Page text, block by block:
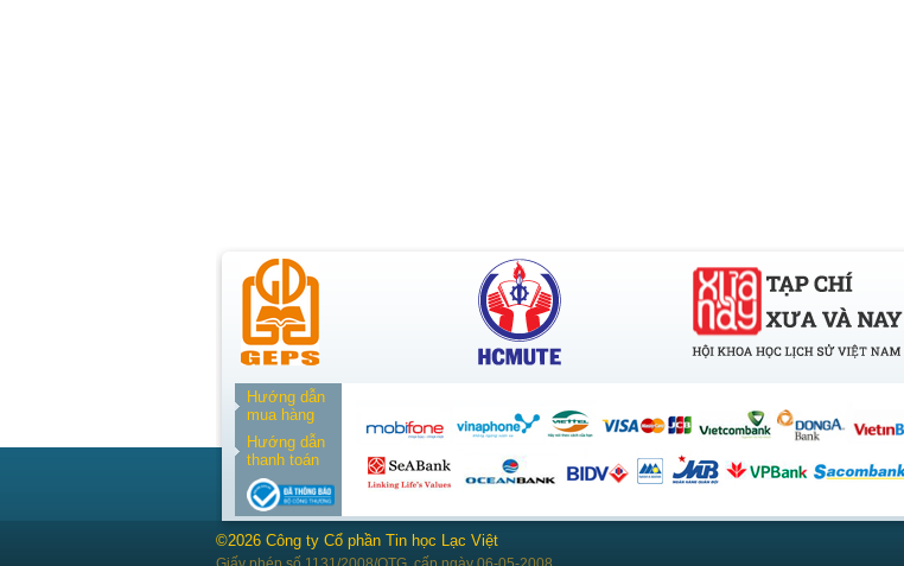
Hướng dẫn
mua hàng
Hướng dẫn
thanh toán
©2026 Công ty Cổ phần Tin học Lạc Việt